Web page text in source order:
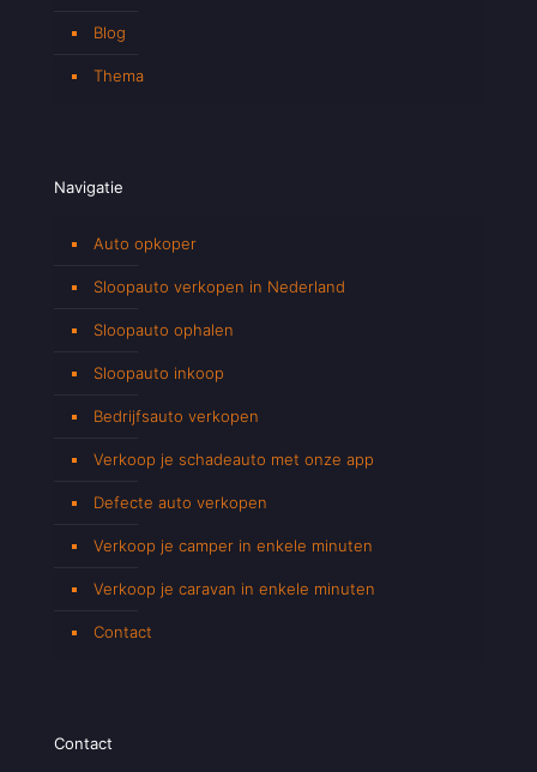
Blog
Thema
Navigatie
Auto opkoper
Sloopauto verkopen in Nederland
Sloopauto ophalen
Sloopauto inkoop
Bedrijfsauto verkopen
Verkoop je schadeauto met onze app
Defecte auto verkopen
Verkoop je camper in enkele minuten
Verkoop je caravan in enkele minuten
Contact
Contact